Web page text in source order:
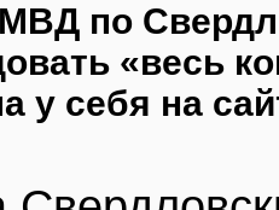
по
«весь
у себя на